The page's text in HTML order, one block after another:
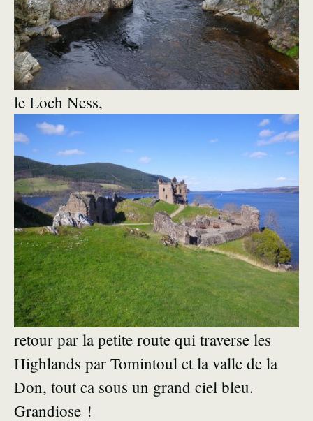
le Loch Ness,
retour par la petite route qui traverse les
Highlands par Tomintoul et la valle de la
Don, tout ca sous un grand ciel bleu.
Grandiose !